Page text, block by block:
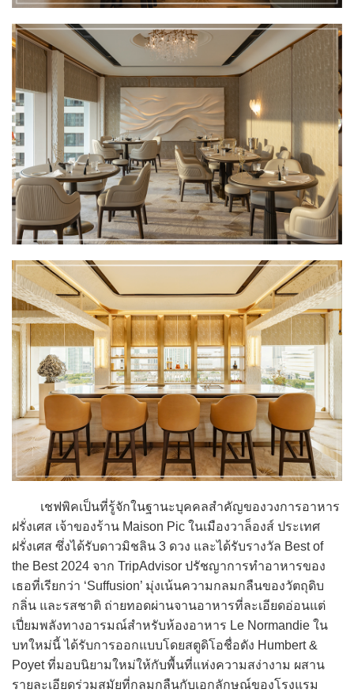
เชฟพิคเป็นที่รู้จักในฐานะบุคคลสำคัญของวงการอาหาร
ฝรั่งเศส เจ้าของร้าน Maison Pic ในเมืองวาล็องส์ ประเทศ
ฝรั่งเศส ซึ่งได้รับดาวมิชลิน 3 ดวง และได้รับรางวัล Best of
the Best 2024 จาก TripAdvisor ปรัชญาการทำอาหารของ
เธอที่เรียกว่า ‘Suffusion’ มุ่งเน้นความกลมกลืนของวัตถุดิบ
กลิ่น และรสชาติ ถ่ายทอดผ่านจานอาหารที่ละเอียดอ่อนแต่
เปี่ยมพลังทางอารมณ์สำหรับห้องอาหาร Le Normandie ใน
บทใหม่นี้ ได้รับการออกแบบโดยสตูดิโอชื่อดัง Humbert &
Poyet ที่มอบนิยามใหม่ให้กับพื้นที่แห่งความสง่างาม ผสาน
รายละเอียดร่วมสมัยที่กลมกลืนกับเอกลักษณ์ของโรงแรม